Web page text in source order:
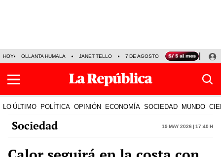
HOY OLLANTA HUMALA JANET TELLO 7 DE AGOSTO TINKA RESULTADOS
LO ÚLTIMO POLÍTICA OPINIÓN ECONOMÍA SOCIEDAD MUNDO
Sociedad 19 May 2026 | 17:40 h